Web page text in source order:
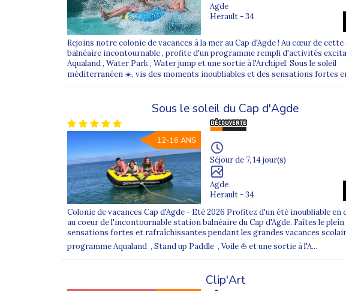
Agde
Herault - 34
Rejoins notre colonie de vacances à la mer au Cap d'Agde ! Au cœur de
balnéaire incontournable , profite d'un programme rempli d'activités
Aqualand , Water Park , Water jump et une sortie à l'Archipel. Sous le soleil
méditerranéen ☀️, vis des moments inoubliables et des sensations fortes
Sous le soleil du Cap d'Agde
12-16 ANS
Séjour de 7, 14 jour(s)
Agde
Herault - 34
Colonie de vacances Cap d'Agde - Eté 2026 Profitez d'un été inoubliable en
au coeur de l'incontournable station balnéaire du Cap d'Agde. Faîtes le plein
sensations fortes et rafraîchissantes pendant les grandes vacances
programme Aqualand , Stand up Paddle , Voile ⛵ et une sortie à l'A...
Clip'Art